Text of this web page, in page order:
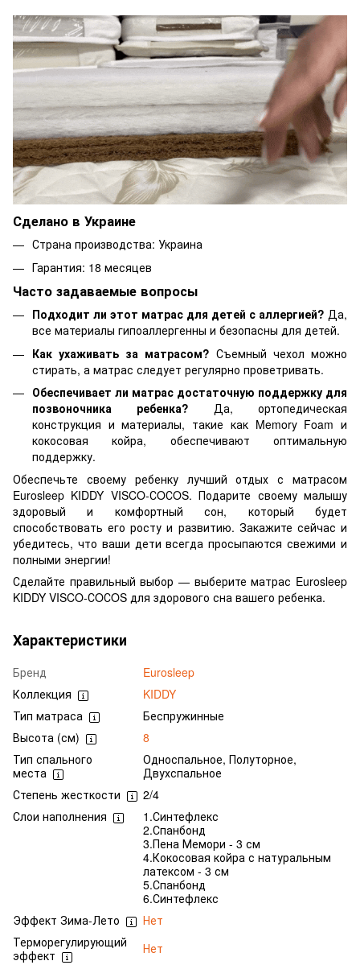
Сделано в Украине
Страна производства: Украина
Гарантия: 18 месяцев
Часто задаваемые вопросы
Подходит ли этот матрас для детей с аллергией? Да,
все материалы гипоаллергенны и безопасны для детей.
Как ухаживать за матрасом? Съемный чехол можно
стирать, а матрас следует регулярно проветривать.
Обеспечивает ли матрас достаточную поддержку для
позвоночника ребенка? Да, ортопедическая
конструкция и материалы, такие как Memory Foam и
кокосовая койра, обеспечивают оптимальную
поддержку.
Обеспечьте своему ребенку лучший отдых с матрасом
Eurosleep KIDDY VISCO-СOСOS. Подарите своему малышу
здоровый и комфортный сон, который будет
способствовать его росту и развитию. Закажите сейчас и
убедитесь, что ваши дети всегда просыпаются свежими и
полными энергии!
Сделайте правильный выбор — выберите матрас Eurosleep
KIDDY VISCO-СOСOS для здорового сна вашего ребенка.
Характеристики
Бренд
Eurosleep
Коллекция
KIDDY
Тип матраса
Беспружинные
Высота (см)
8
Тип спального
места
Односпальное, Полуторное,
Двухспальное
Степень жесткости
2/4
Слои наполнения
1.Синтефлекс
2.Спанбонд
3.Пена Мемори - 3 см
4.Кокосовая койра с натуральным
латексом - 3 см
5.Спанбонд
6.Синтефлекс
Эффект Зима-Лето
Нет
Терморегулирующий
эффект
Нет